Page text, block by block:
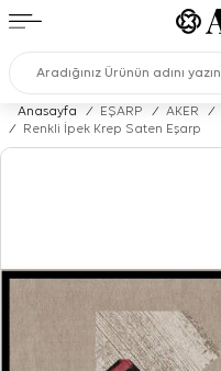
Anasayfa / EŞARP / AKER /
/
Renkli İpek Krep Saten Eşarp